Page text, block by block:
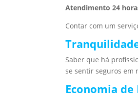
Atendimento 24
Contar com um
Saber que há
se sentir seguros em
Economia de